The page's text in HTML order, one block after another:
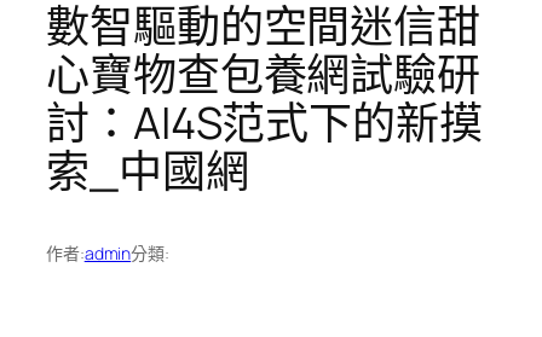
數智驅動的空間迷信甜
心寶物查包養網試驗研
討：AI4S范式下的新摸
索_中國網
作者:admin分類: